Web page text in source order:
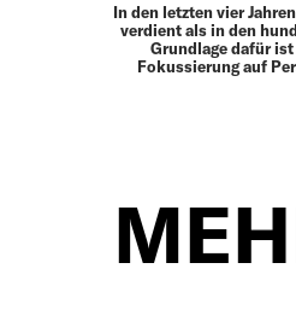
In den letzten vier
verdient als in den
Grundlage dafür
Fokussierung auf